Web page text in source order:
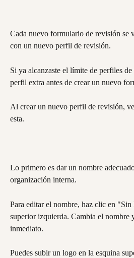
Cada nuevo formulario de revisión se
con un nuevo perfil de revisión.
Si ya alcanzaste el límite de perfiles
perfil extra antes de crear un nuevo
Al crear un nuevo perfil de revisión,
esta.
Lo primero es dar un nombre
organización interna.
Para editar el nombre, haz clic en
superior izquierda. Cambia el nombre
inmediato.
Puedes subir un logo en la esquina